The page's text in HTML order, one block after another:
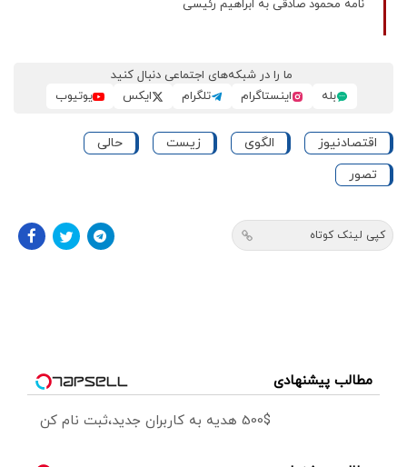
نامه محمود صادقی به ابراهیم رئیسی
ما را در شبکه‌های اجتماعی دنبال کنید
بله
اینستاگرام تلگرام ایکس یوتیوب
اقتصادنیوز الگوی زیست
حالی
تصور
کپی لینک کوتاه
مطالب پیشنهادی
500$ هدیه به کاربران جدید،ثبت نام کن